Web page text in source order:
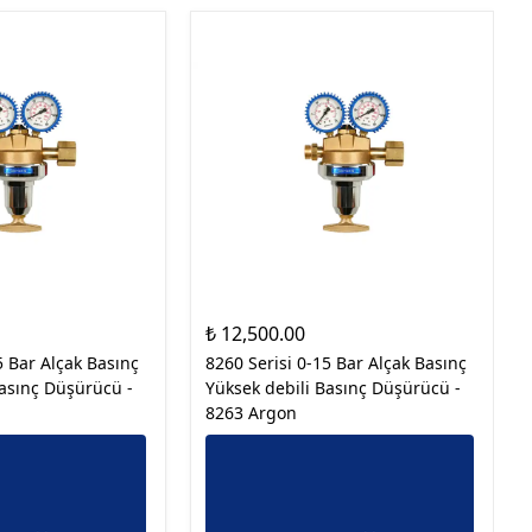
Alçak Basınç
Düşürücü -
₺ 12,500.00
8260 Serisi 0-15 Bar Alçak Basınç
Yüksek debili Basınç Düşürücü -
8263 Argon